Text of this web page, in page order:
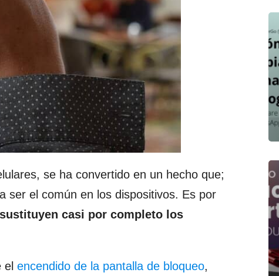
se ha convertido en un hecho que;
ser el común en los dispositivos. Es por
sustituyen casi por completo los
el encendido de la pantalla de bloqueo,